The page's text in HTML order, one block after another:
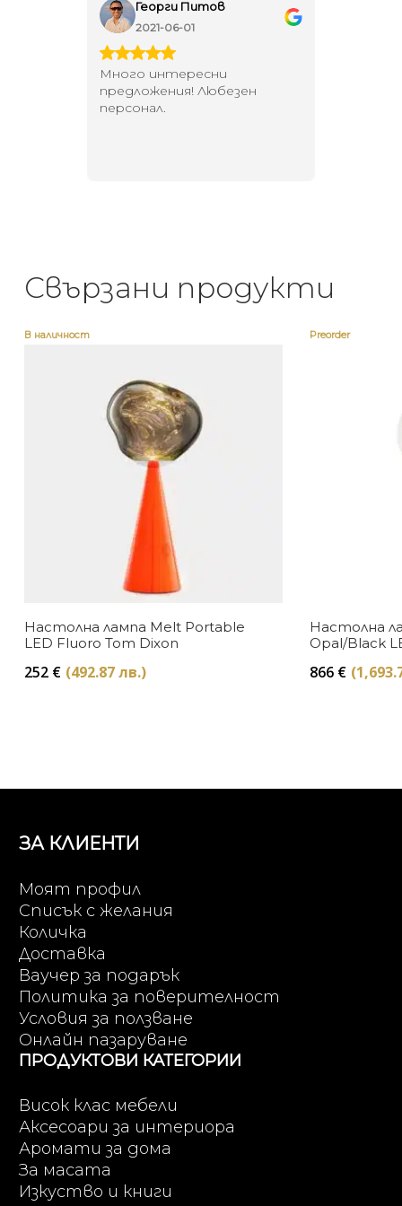
Георги Питов
2021-06-01
Много интересни
предложения! Любезен
персонал.
Свързани продукти
В наличност
Настолна лампа Melt Portable
LED Fluoro Tom Dixon
252 € (492.87 лв.)
Preorder
Настолна
Opal/Black
866 €
ЗА КЛИЕНТИ
Моят профил
Списък с желания
Количка
Доставка
Ваучер за подарък
Политика за поверителност
Условия за ползване
Онлайн пазаруване
ПРОДУКТОВИ КАТЕГОРИИ
Висок клас мебели
Аксесоари за интериора
Аромати за дома
За масата
Изкуство и книги